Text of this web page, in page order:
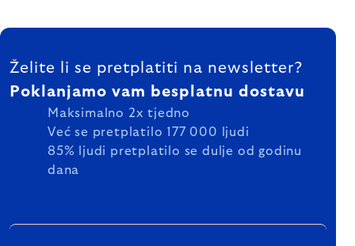
FOOTER
Želite li se pretplatiti na newsletter?
Poklanjamo vam besplatnu dostavu
Maksimalno 2x tjedno
Već se pretplatilo 177 000 ljudi
85% ljudi pretplatilo se dulje od godinu
dana